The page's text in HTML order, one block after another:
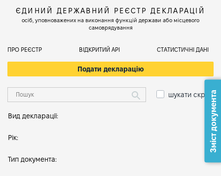
ЄДИНИЙ ДЕРЖАВНИЙ РЕЄСТР ДЕКЛАРАЦІЙ
осіб, уповноважених на виконання функцій держави або місцевого
самоврядування
ПРО РЕЄСТР ВІДКРИТИЙ АРІ СТАТИСТИЧНІ ДАНІ
Подати декларацію
шукати скрізь
Вид декларації:
Рік:
Тип документа:
Зміст документа